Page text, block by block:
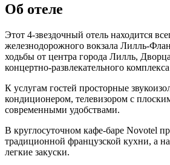
Об отеле
Этот 4-звездочный отель находится
железнодорожного вокзала Лилль-
ходьбы от центра города Лилль,
концертно-развлекательного
К услугам гостей просторные
кондиционером, телевизором с
современными удобствами.
В круглосуточном кафе-баре Novotel
традиционной французской кухни, а
легкие закуски.